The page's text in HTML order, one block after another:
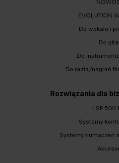
EVOLUTION
Do wokalu i
Do
Do
Do radia/nagrań
Rozwiązania dla
LSP 500
Systemy
Systemy tłumaczeń